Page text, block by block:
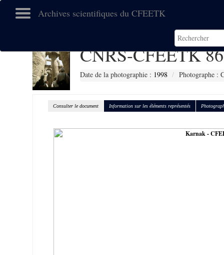
Archives scientifiques du CFEETK
CNRS-CFEETK
Date de la photographie : 1998 Photographe :
Consulter le document Information sur les éléments représentés